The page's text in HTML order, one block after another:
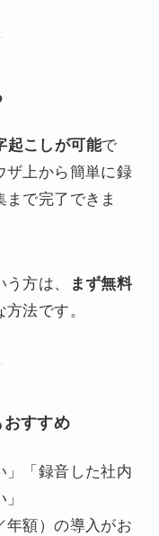
起こしが可能で
ザ上から簡単に録
で完了できま
方は、
まず無料
方法です。
すすめ
」「録音した社内
年額）の導入がお